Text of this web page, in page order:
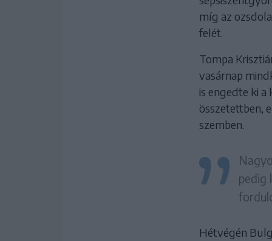
míg az
felét.
Tompa
vasárnap
is engedte ki
összetettben,
szemben.
pedig
Hétvégén